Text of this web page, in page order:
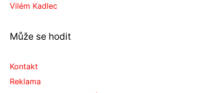
Vilém Kadlec
Může se hodit
Kontakt
Reklama